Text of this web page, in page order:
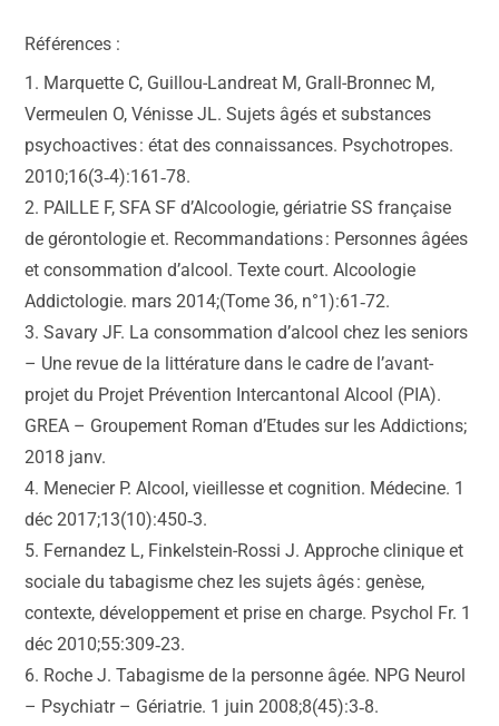
Références :
1. Marquette C, Guillou-Landreat M, Grall-Bronnec M,
Vermeulen O, Vénisse JL. Sujets âgés et substances
psychoactives : état des connaissances. Psychotropes.
2010;16(3‑4):161‑78.
2. PAILLE F, SFA SF d’Alcoologie, gériatrie SS française
de gérontologie et. Recommandations : Personnes âgées
et consommation d’alcool. Texte court. Alcoologie
Addictologie. mars 2014;(Tome 36, n°1):61‑72.
3. Savary JF. La consommation d’alcool chez les seniors
– Une revue de la littérature dans le cadre de l’avant-
projet du Projet Prévention Intercantonal Alcool (PIA).
GREA – Groupement Roman d’Etudes sur les Addictions;
2018 janv.
4. Menecier P. Alcool, vieillesse et cognition. Médecine. 1
déc 2017;13(10):450‑3.
5. Fernandez L, Finkelstein-Rossi J. Approche clinique et
sociale du tabagisme chez les sujets âgés : genèse,
contexte, développement et prise en charge. Psychol Fr. 1
déc 2010;55:309‑23.
6. Roche J. Tabagisme de la personne âgée. NPG Neurol
– Psychiatr – Gériatrie. 1 juin 2008;8(45):3‑8.